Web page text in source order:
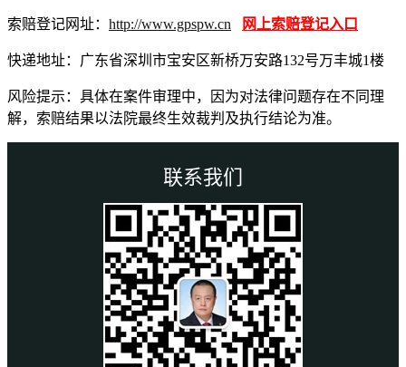
索赔登记网址： http://www.gpspw.cn 网上索赔登记入口
快递地址：广东省深圳市宝安区新桥万安路132号万丰城1楼
风险提示：具体在案件审理中，因为对法律问题存在不同理
解，索赔结果以法院最终生效裁判及执行结论为准。
联系我们